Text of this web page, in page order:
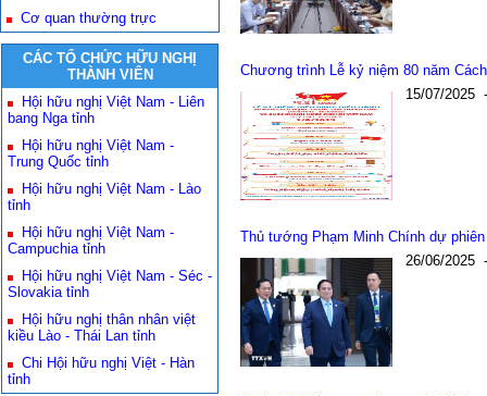
Cơ quan thường trực
CÁC TỔ CHỨC HỮU NGHỊ
THÀNH VIÊN
Hội hữu nghị Việt Nam - Liên
bang Nga tỉnh
Hội hữu nghị Việt Nam -
Trung Quốc tỉnh
Hội hữu nghị Việt Nam - Lào
tỉnh
Hội hữu nghị Việt Nam -
Campuchia tỉnh
Hội hữu nghị Việt Nam - Séc -
Slovakia tỉnh
Hội hữu nghị thân nhân việt
kiều Lào - Thái Lan tỉnh
Chi Hội hữu nghị Việt - Hàn
tỉnh
Chương trình Lễ kỷ niệm 80 năm
15/07/2025
Thủ tướng Phạm Minh Chính dự
26/06/2025